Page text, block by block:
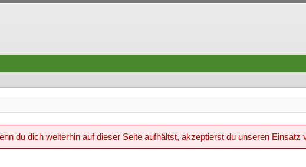
du dich weiterhin auf dieser Seite aufhältst, akzeptierst du unseren Einsatz